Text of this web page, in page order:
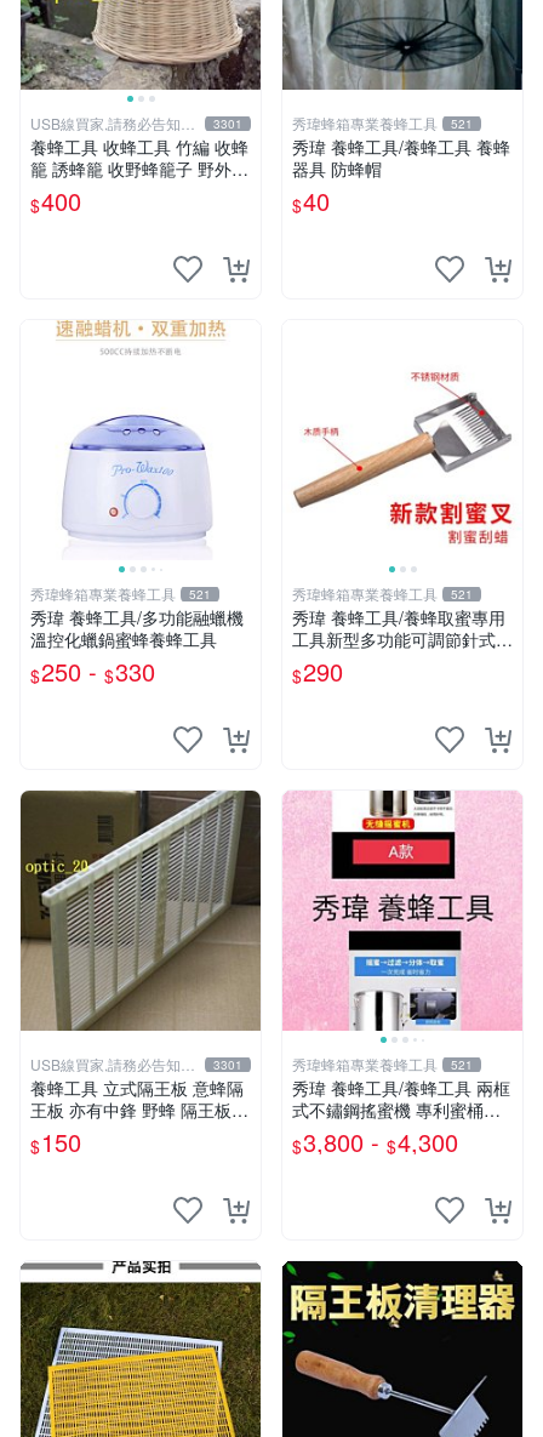
USB線買家,請務必告知相
機型號
3301
養蜂工具 收蜂工具 竹編 收蜂
籠 誘蜂籠 收野蜂籠子 野外招
蜂籠 收蜂籠 中蜂 另有 煙燻
器 噴煙器
$400
秀瑋蜂箱專業養蜂工具 521
秀瑋 養蜂工具/養蜂工具 養蜂
器具 防蜂帽
$40
秀瑋蜂箱專業養蜂工具 521
秀瑋 養蜂工具/多功能融蠟機
溫控化蠟鍋蜜蜂養蜂工具
$250 - $330
秀瑋蜂箱專業養蜂工具 521
秀瑋 養蜂工具/養蜂取蜜專用
工具新型多功能可調節針式不
銹鋼材質割蜜叉
$290
USB線買家,請務必告知相
機型號
3301
養蜂工具 立式隔王板 意蜂隔
王板 亦有中鋒 野蜂 隔王板
煙燻器 防蜂衣 羊皮手套 野蜂
巢礎 蜂刷 防盜框
$150
秀瑋蜂箱專業養蜂工具 521
秀瑋 養蜂工具/養蜂工具 兩框
式不鏽鋼搖蜜機 專利蜜桶蜂
蜜分離機/搖糖打蜜取蜜機甩
蜜
$3,800 - $4,300